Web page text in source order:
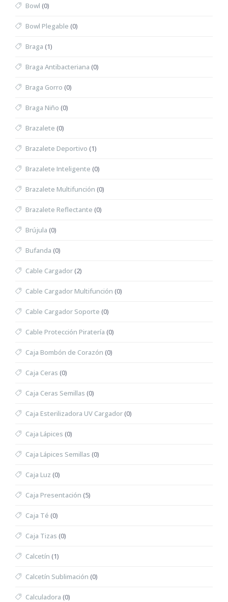
Bowl (0)
Bowl Plegable (0)
Braga (1)
Braga Antibacteriana (0)
Braga Gorro (0)
Braga Niño (0)
Brazalete (0)
Brazalete Deportivo (1)
Brazalete Inteligente (0)
Brazalete Multifunción (0)
Brazalete Reflectante (0)
Brújula (0)
Bufanda (0)
Cable Cargador(2)
Cable Cargador Multifunción (0)
Cable Cargador Soporte (0)
Cable Protección Piratería (0)
Caja Bombón de Corazón (0)
Caja Ceras (0)
Caja Ceras Semillas (0)
Caja Esterilizadora UV Cargador(0)
Caja Lápices (0)
Caja Lápices Semillas (0)
Caja Luz (0)
Caja Presentación (5)
Caja Té (0)
Caja Tizas (0)
Calcetín (1)
Calcetín Sublimación (0)
Calculadora (0)